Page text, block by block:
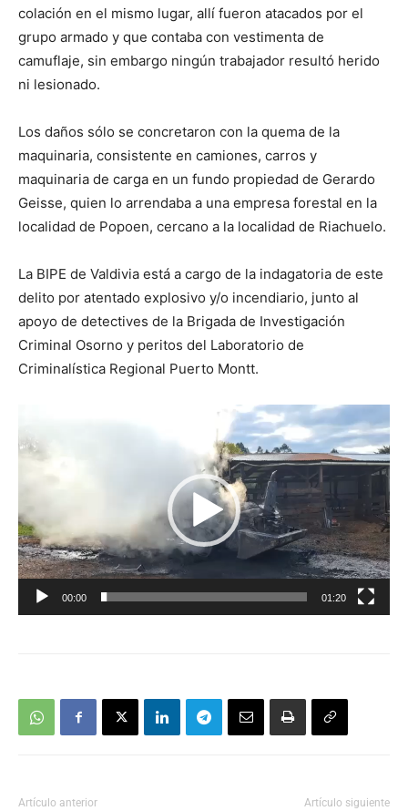
colación en el mismo lugar, allí fueron atacados por el
grupo armado y que contaba con vestimenta de
camuflaje, sin embargo ningún trabajador resultó herido
ni lesionado.
Los daños sólo se concretaron con la quema de la
maquinaria, consistente en camiones, carros y
maquinaria de carga en un fundo propiedad de Gerardo
Geisse, quien lo arrendaba a una empresa forestal en la
localidad de Popoen, cercano a la localidad de Riachuelo.
La BIPE de Valdivia está a cargo de la indagatoria de este
delito por atentado explosivo y/o incendiario, junto al
apoyo de detectives de la Brigada de Investigación
Criminal Osorno y peritos del Laboratorio de
Criminalística Regional Puerto Montt.
de
vídeo
00:00 01:20
Artículo anterior Artículo siguiente